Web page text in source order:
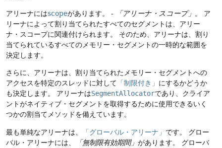
アリーナにはscopeがあります。 - 「アリーナ・スコープ」 。
ア
リーナによって割り当てられたすべてのセグメントは、アリー
ナ・スコープに関連付けられます。
そのため、アリーナは、割り
当てられているすべてのメモリー・セグメントの一時的な範囲を
決定します。
さらに、アリーナは、割り当てられたメモリー・セグメントへの
アクセスを特定のスレッドに対して 「制限付き」 にするかどうか
も決定します。
アリーナはSegmentAllocatorであり、クライア
ントがネイティブ・セグメントを取得するために使用できるいく
つかの割当てメソッドを備えています。
最も単純なアリーナは、 「グローバル・アリーナ」 です。
グロー
バル・アリーナには、
「無制限有効期間」 があります。
グローバ